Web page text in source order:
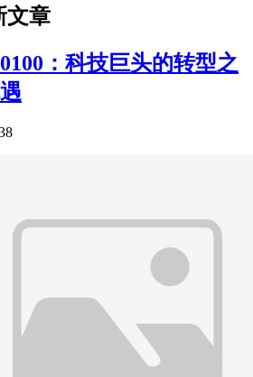
文章
：科技巨头的转型之